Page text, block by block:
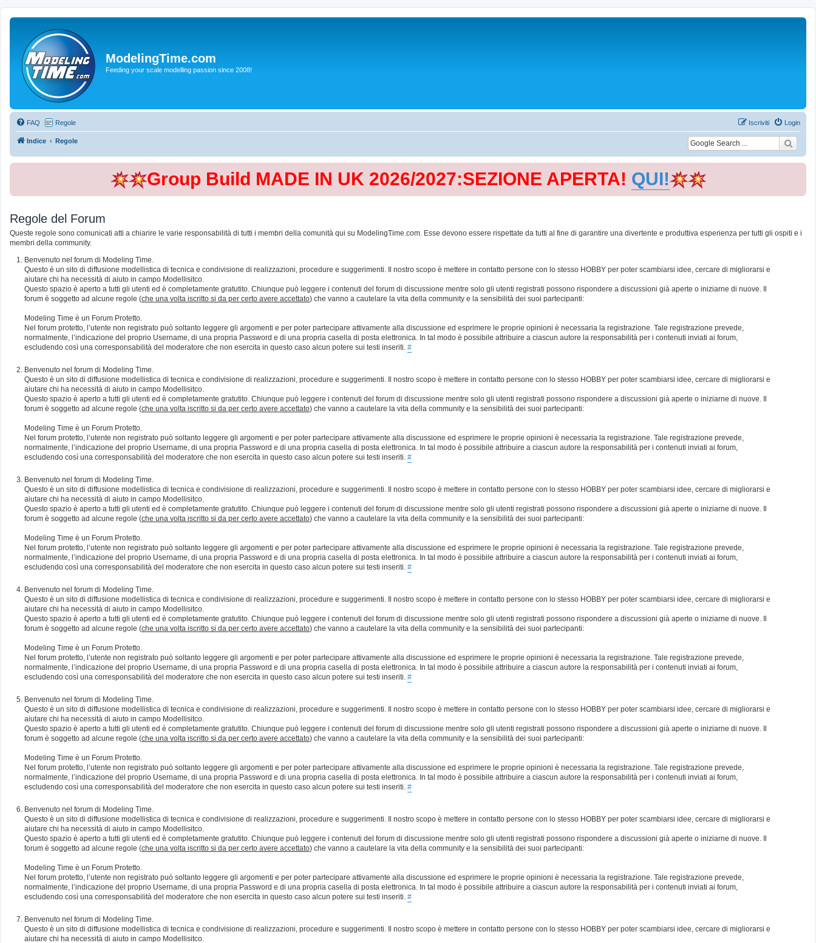
ModelingTime.com
Feeding your scale modelling passion since 2008!
FAQ Regole Login
Iscriviti
Indice Regole
Group Build MADE IN UK 2026/2027:SEZIONE APERTA! QUI!
Regole del Forum
Queste regole sono comunicati atti a chiarire le varie responsabilità di tutti i membri della comunità qui su ModelingTime.com. Esse devono essere rispettate da tutti al fine di garantire una divertente e produttiva esperienza per tutti gli ospiti e i
membri della community.
Benvenuto nel forum di Modeling Time.
Questo è un sito di diffusione modellistica di tecnica e condivisione di realizzazioni, procedure e suggerimenti. Il nostro scopo è mettere in contatto persone con lo stesso HOBBY per poter scambiarsi idee, cercare di migliorarsi e
aiutare chi ha necessità di aiuto in campo Modellisitco.
Questo spazio è aperto a tutti gli utenti ed è completamente gratutito. Chiunque può leggere i contenuti del forum di discussione mentre solo gli utenti registrati possono rispondere a discussioni già aperte o iniziarne di nuove. Il
forum è soggetto ad alcune regole (che una volta iscritto si da per certo avere accettato) che vanno a cautelare la vita della community e la sensibilità dei suoi partecipanti:
Modeling Time è un Forum Protetto.
Nel forum protetto, l’utente non registrato può soltanto leggere gli argomenti e per poter partecipare attivamente alla discussione ed esprimere le proprie opinioni è necessaria la registrazione. Tale registrazione prevede,
normalmente, l’indicazione del proprio Username, di una propria Password e di una propria casella di posta elettronica. In tal modo è possibile attribuire a ciascun autore la responsabilità per i contenuti inviati ai forum,
escludendo così una corresponsabilità del moderatore che non esercita in questo caso alcun potere sui testi inseriti. #
Benvenuto nel forum di Modeling Time.
Questo è un sito di diffusione modellistica di tecnica e condivisione di realizzazioni, procedure e suggerimenti. Il nostro scopo è mettere in contatto persone con lo stesso HOBBY per poter scambiarsi idee, cercare di migliorarsi e
aiutare chi ha necessità di aiuto in campo Modellisitco.
Questo spazio è aperto a tutti gli utenti ed è completamente gratutito. Chiunque può leggere i contenuti del forum di discussione mentre solo gli utenti registrati possono rispondere a discussioni già aperte o iniziarne di nuove. Il
forum è soggetto ad alcune regole (che una volta iscritto si da per certo avere accettato) che vanno a cautelare la vita della community e la sensibilità dei suoi partecipanti:
Modeling Time è un Forum Protetto.
Nel forum protetto, l’utente non registrato può soltanto leggere gli argomenti e per poter partecipare attivamente alla discussione ed esprimere le proprie opinioni è necessaria la registrazione. Tale registrazione prevede,
normalmente, l’indicazione del proprio Username, di una propria Password e di una propria casella di posta elettronica. In tal modo è possibile attribuire a ciascun autore la responsabilità per i contenuti inviati ai forum,
escludendo così una corresponsabilità del moderatore che non esercita in questo caso alcun potere sui testi inseriti. #
Benvenuto nel forum di Modeling Time.
Questo è un sito di diffusione modellistica di tecnica e condivisione di realizzazioni, procedure e suggerimenti. Il nostro scopo è mettere in contatto persone con lo stesso HOBBY per poter scambiarsi idee, cercare di migliorarsi e
aiutare chi ha necessità di aiuto in campo Modellisitco.
Questo spazio è aperto a tutti gli utenti ed è completamente gratutito. Chiunque può leggere i contenuti del forum di discussione mentre solo gli utenti registrati possono rispondere a discussioni già aperte o iniziarne di nuove. Il
forum è soggetto ad alcune regole (che una volta iscritto si da per certo avere accettato) che vanno a cautelare la vita della community e la sensibilità dei suoi partecipanti:
Modeling Time è un Forum Protetto.
Nel forum protetto, l’utente non registrato può soltanto leggere gli argomenti e per poter partecipare attivamente alla discussione ed esprimere le proprie opinioni è necessaria la registrazione. Tale registrazione prevede,
normalmente, l’indicazione del proprio Username, di una propria Password e di una propria casella di posta elettronica. In tal modo è possibile attribuire a ciascun autore la responsabilità per i contenuti inviati ai forum,
escludendo così una corresponsabilità del moderatore che non esercita in questo caso alcun potere sui testi inseriti. #
Benvenuto nel forum di Modeling Time.
Questo è un sito di diffusione modellistica di tecnica e condivisione di realizzazioni, procedure e suggerimenti. Il nostro scopo è mettere in contatto persone con lo stesso HOBBY per poter scambiarsi idee, cercare di migliorarsi e
aiutare chi ha necessità di aiuto in campo Modellisitco.
Questo spazio è aperto a tutti gli utenti ed è completamente gratutito. Chiunque può leggere i contenuti del forum di discussione mentre solo gli utenti registrati possono rispondere a discussioni già aperte o iniziarne di nuove. Il
forum è soggetto ad alcune regole (che una volta iscritto si da per certo avere accettato) che vanno a cautelare la vita della community e la sensibilità dei suoi partecipanti:
Modeling Time è un Forum Protetto.
Nel forum protetto, l’utente non registrato può soltanto leggere gli argomenti e per poter partecipare attivamente alla discussione ed esprimere le proprie opinioni è necessaria la registrazione. Tale registrazione prevede,
normalmente, l’indicazione del proprio Username, di una propria Password e di una propria casella di posta elettronica. In tal modo è possibile attribuire a ciascun autore la responsabilità per i contenuti inviati ai forum,
escludendo così una corresponsabilità del moderatore che non esercita in questo caso alcun potere sui testi inseriti. #
Benvenuto nel forum di Modeling Time.
Questo è un sito di diffusione modellistica di tecnica e condivisione di realizzazioni, procedure e suggerimenti. Il nostro scopo è mettere in contatto persone con lo stesso HOBBY per poter scambiarsi idee, cercare di migliorarsi e
aiutare chi ha necessità di aiuto in campo Modellisitco.
Questo spazio è aperto a tutti gli utenti ed è completamente gratutito. Chiunque può leggere i contenuti del forum di discussione mentre solo gli utenti registrati possono rispondere a discussioni già aperte o iniziarne di nuove. Il
forum è soggetto ad alcune regole (che una volta iscritto si da per certo avere accettato) che vanno a cautelare la vita della community e la sensibilità dei suoi partecipanti:
Modeling Time è un Forum Protetto.
Nel forum protetto, l’utente non registrato può soltanto leggere gli argomenti e per poter partecipare attivamente alla discussione ed esprimere le proprie opinioni è necessaria la registrazione. Tale registrazione prevede,
normalmente, l’indicazione del proprio Username, di una propria Password e di una propria casella di posta elettronica. In tal modo è possibile attribuire a ciascun autore la responsabilità per i contenuti inviati ai forum,
escludendo così una corresponsabilità del moderatore che non esercita in questo caso alcun potere sui testi inseriti. #
Benvenuto nel forum di Modeling Time.
Questo è un sito di diffusione modellistica di tecnica e condivisione di realizzazioni, procedure e suggerimenti. Il nostro scopo è mettere in contatto persone con lo stesso HOBBY per poter scambiarsi idee, cercare di migliorarsi e
aiutare chi ha necessità di aiuto in campo Modellisitco.
Questo spazio è aperto a tutti gli utenti ed è completamente gratutito. Chiunque può leggere i contenuti del forum di discussione mentre solo gli utenti registrati possono rispondere a discussioni già aperte o iniziarne di nuove. Il
forum è soggetto ad alcune regole (che una volta iscritto si da per certo avere accettato) che vanno a cautelare la vita della community e la sensibilità dei suoi partecipanti:
Modeling Time è un Forum Protetto.
Nel forum protetto, l’utente non registrato può soltanto leggere gli argomenti e per poter partecipare attivamente alla discussione ed esprimere le proprie opinioni è necessaria la registrazione. Tale registrazione prevede,
normalmente, l’indicazione del proprio Username, di una propria Password e di una propria casella di posta elettronica. In tal modo è possibile attribuire a ciascun autore la responsabilità per i contenuti inviati ai forum,
escludendo così una corresponsabilità del moderatore che non esercita in questo caso alcun potere sui testi inseriti. #
Benvenuto nel forum di Modeling Time.
Questo è un sito di diffusione modellistica di tecnica e condivisione di realizzazioni, procedure e suggerimenti. Il nostro scopo è mettere in contatto persone con lo stesso HOBBY per poter scambiarsi idee, cercare di migliorarsi e
aiutare chi ha necessità di aiuto in campo Modellisitco.